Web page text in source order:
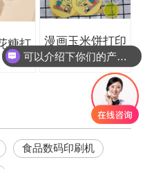
糖打
漫画玉米饼打印
食品数码印刷机
可以介绍下你们的产品么